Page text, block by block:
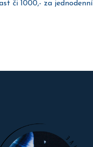
či 1000,- za jednodenní